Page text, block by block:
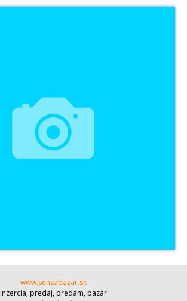
www.senzabazar.sk
inzercia, predaj, predám, bazár